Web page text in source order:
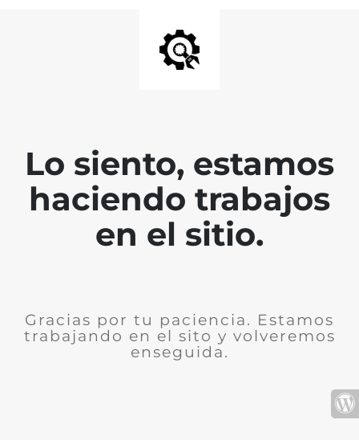
Lo siento, estamos
haciendo trabajos
en el sitio.
Gracias por tu paciencia. Estamos
trabajando en el sito y volveremos
enseguida.